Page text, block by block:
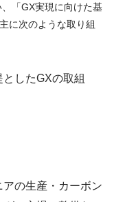
「GX実現に向けた基
に次のような取り組
したGXの取組
の生産・カーボン